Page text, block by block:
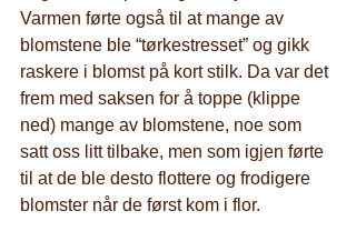
Varmen førte også til at mange av
blomstene ble “tørkestresset” og gikk
raskere i blomst på kort stilk. Da var det
frem med saksen for å toppe (klippe
ned) mange av blomstene, noe som
satt oss litt tilbake, men som igjen førte
til at de ble desto flottere og frodigere
blomster når de først kom i flor.